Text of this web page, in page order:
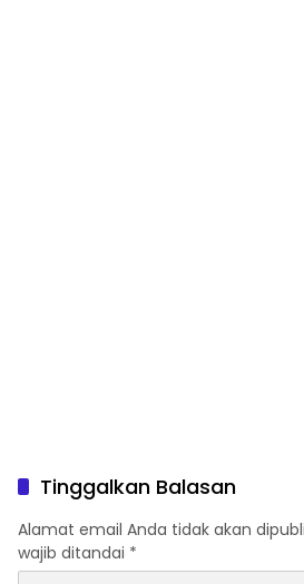
Tinggalkan Balasan
Alamat email Anda tidak akan
wajib ditandai *